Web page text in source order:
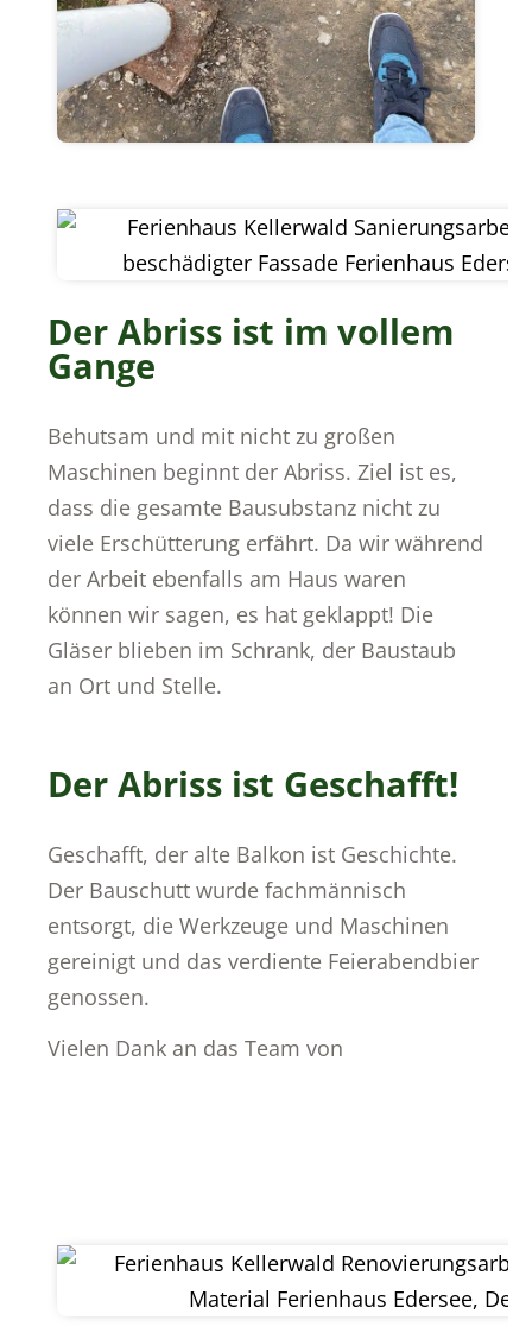
Der Abriss ist im vollem
Gange
Behutsam und mit nicht zu großen
Maschinen beginnt der Abriss. Ziel ist es,
dass die gesamte Bausubstanz nicht zu
viele Erschütterung erfährt. Da wir während
der Arbeit ebenfalls am Haus waren
können wir sagen, es hat geklappt! Die
Gläser blieben im Schrank, der Baustaub
an Ort und Stelle.
Der Abriss ist Geschafft!
Geschafft, der alte Balkon ist Geschichte.
Der Bauschutt wurde fachmännisch
entsorgt, die Werkzeuge und Maschinen
gereinigt und das verdiente Feierabendbier
genossen.
Vielen Dank an das Team von